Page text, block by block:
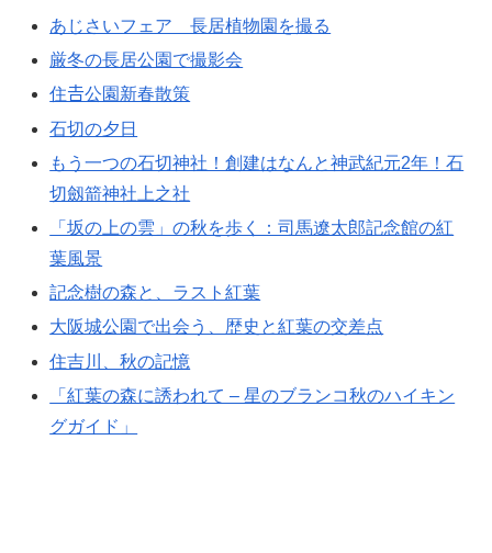
あじさいフェア 長居植物園を撮る
厳冬の長居公園で撮影会
住𠮷公園新春散策
石切の夕日
もう一つの石切神社！創建はなんと神武紀元2年！石
切劔箭神社上之社
「坂の上の雲」の秋を歩く：司馬遼太郎記念館の紅
葉風景
記念樹の森と、ラスト紅葉
大阪城公園で出会う、歴史と紅葉の交差点
住吉川、秋の記憶
「紅葉の森に誘われて – 星のブランコ秋のハイキン
グガイド」